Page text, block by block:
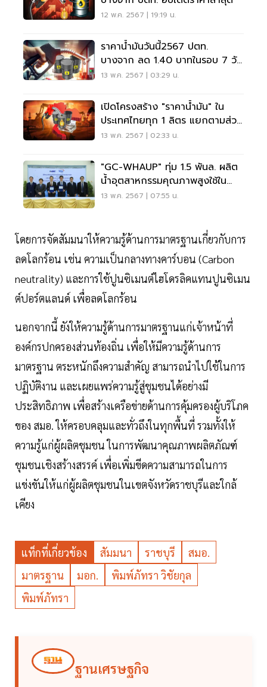
12 พ.ค. 2567 | 19:19 น.
ราคาน้ำมันวันนี้2567 ปตท.
บางจาก ลด 1.40 บาทในรอบ 7 วัน
อัปเดทราคาล่าสุด
13 พ.ค. 2567 | 03:29 น.
เปิดโครงสร้าง "ราคาน้ำมัน" ใน
ประเทศไทยทุก 1 ลิตร แยกตามส่วน
ประกอบต้นทุน
13 พ.ค. 2567 | 02:33 น.
"GC-WHAUP" ทุ่ม 1.5 พันล. ผลิต
น้ำอุตสาหกรรมคุณภาพสูงใช้ใน
โรงงาน
13 พ.ค. 2567 | 07:55 น.
โดยการจัดสัมมนาให้ความรู้ด้านการมาตรฐานเกี่ยวกับการ
ลดโลกร้อน เช่น ความเป็นกลางทางคาร์บอน (Carbon
neutrality) และการใช้ปูนซิเมนต์ไฮโดรลิคแทนปูนซิเมน
ต์ปอร์ตแลนด์ เพื่อลดโลกร้อน
นอกจากนี้ ยังให้ความรู้ด้านการมาตรฐานแก่เจ้าหน้าที่
องค์กรปกครองส่วนท้องถิ่น เพื่อให้มีความรู้ด้านการ
มาตรฐาน ตระหนักถึงความสำคัญ สามารถนำไปใช้ในการ
ปฏิบัติงาน และเผยแพร่ความรู้สู่ชุมชนได้อย่างมี
ประสิทธิภาพ เพื่อสร้างเครือข่ายด้านการคุ้มครองผู้บริโภค
ของ สมอ. ให้ครอบคลุมและทั่วถึงในทุกพื้นที่ รวมทั้งให้
ความรู้แก่ผู้ผลิตชุมชน ในการพัฒนาคุณภาพผลิตภัณฑ์
ชุมชนเชิงสร้างสรรค์ เพื่อเพิ่มขีดความสามารถในการ
แข่งขันให้แก่ผู้ผลิตชุมชนในเขตจังหวัดราชบุรีและใกล้
เคียง
แท็กที่เกี่ยวข้อง สัมมนา ราชบุรี
สมอ.
มาตรฐาน
มอก.
พิมพ์ภัทรา วิชัยกุล
พิมพ์ภัทรา
ฐานเศรษฐกิจ